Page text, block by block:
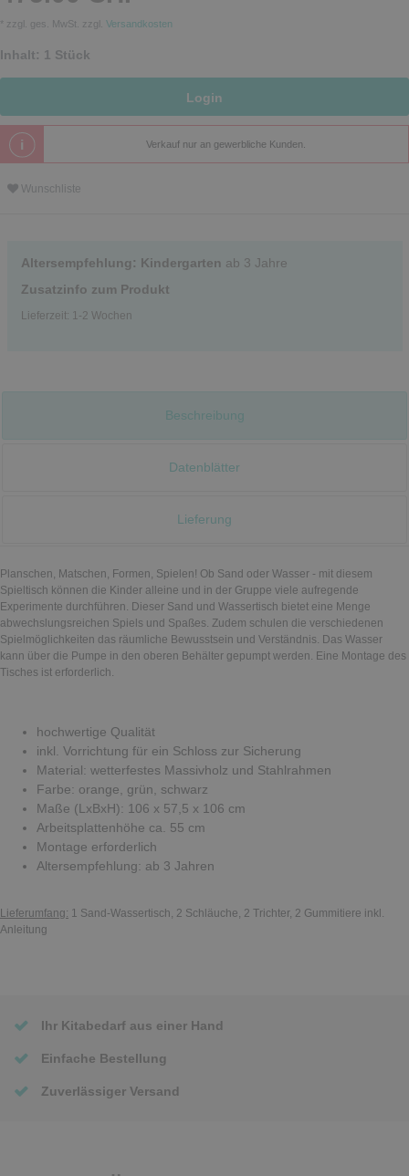
* zzgl. ges. MwSt. zzgl. Versandkosten
Inhalt: 1 Stück
Login
Verkauf nur an gewerbliche Kunden.
Wunschliste
Altersempfehlung: Kindergarten ab 3 Jahre
Zusatzinfo zum Produkt
Lieferzeit: 1-2 Wochen
Beschreibung
Datenblätter
Lieferung
Planschen, Matschen, Formen, Spielen! Ob Sand oder Wasser - mit diesem
Spieltisch können die Kinder alleine und in der Gruppe viele aufregende
Experimente durchführen. Dieser Sand und Wassertisch bietet eine Menge
abwechslungsreichen Spiels und Spaßes. Zudem schulen die verschiedenen
Spielmöglichkeiten das räumliche Bewusstsein und Verständnis. Das Wasser
kann über die Pumpe in den oberen Behälter gepumpt werden. Eine Montage des
Tisches ist erforderlich.
hochwertige Qualität
inkl. Vorrichtung für ein Schloss zur Sicherung
Material: wetterfestes Massivholz und Stahlrahmen
Farbe: orange, grün, schwarz
Maße (LxBxH): 106 x 57,5 x 106 cm
Arbeitsplattenhöhe ca. 55 cm
Montage erforderlich
Altersempfehlung: ab 3 Jahren
Lieferumfang: 1 Sand-Wassertisch, 2 Schläuche, 2 Trichter, 2 Gummitiere inkl.
Anleitung
Ihr Kitabedarf aus einer Hand
Einfache Bestellung
Zuverlässiger Versand